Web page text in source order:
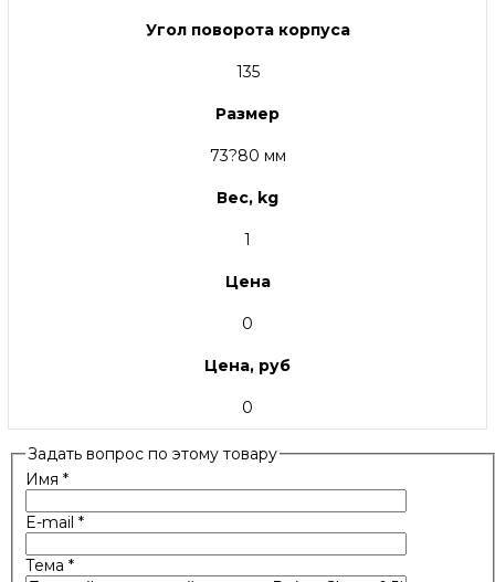
Угол поворота корпуса
135
Размер
73?80 мм
Вес, kg
1
Цена
0
Цена, руб
0
Задать вопрос по этому товару
Имя *
E-mail *
Тема *